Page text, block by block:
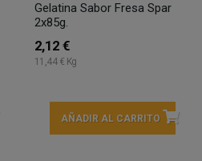
Gelatina Sabor Fresa Spar
2x85g.
2,12 €
11,44 € Kg
AÑADIR AL CARRITO